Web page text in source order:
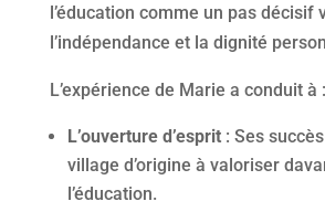
l’éducation comme un pas décisif
l’indépendance et la dignité
L’expérience de Marie a conduit à :
L’ouverture d’esprit: Ses
village d’origine à valoriser
l’éducation.